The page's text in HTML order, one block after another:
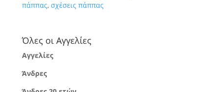
πάππας, σχέσεις πάππας
Όλες οι Αγγελίες
Αγγελίες
Άνδρες